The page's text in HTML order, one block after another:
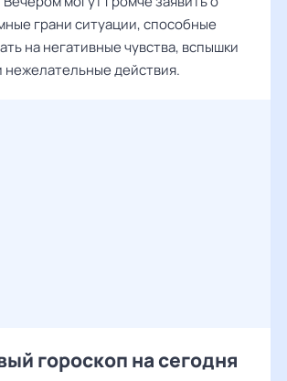
грани ситуации, способные
на негативные чувства, вспышки
нежелательные действия.
гороскоп на сегодня